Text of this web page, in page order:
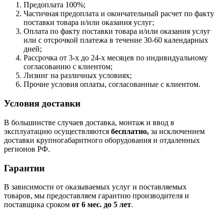
Предоплата 100%;
Частичная предоплата и окончательный расчет по факту
поставки товара и/или оказания услуг;
Оплата по факту поставки товара и/или оказания услуг
или с отсрочкой платежа в течение 30-60 календарных
дней;
Рассрочка от 3-х до 24-х месяцев по индивидуальному
согласованию с клиентом;
Лизинг на различных условиях;
Прочие условия оплаты, согласованные с клиентом.
Условия доставки
В большинстве случаев доставка, монтаж и ввод в
эксплуатацию осуществляются бесплатно, за исключением
доставки крупногабаритного оборудования и отдаленных
регионов РФ.
Гарантии
В зависимости от оказываемых услуг и поставляемых
товаров, мы предоставляем гарантию производителя и
поставщика сроком от 6 мес. до 5 лет.